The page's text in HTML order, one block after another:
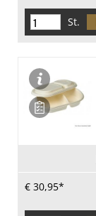
St.
€ 30,95*